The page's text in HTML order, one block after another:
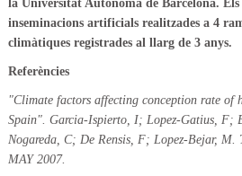
la Universitat Autònoma de Barcelona.
inseminacions artificials realitzades a 4
climàtiques registrades al llarg de 3 anys.
Referències
"Climate factors affecting conception rate of
Spain". Garcia-Ispierto, I; Lopez-Gatius, F;
Nogareda, C; De Rensis, F; Lopez-Bejar,
MAY 2007.